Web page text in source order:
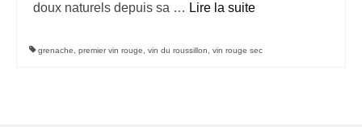
doux naturels depuis sa … Lire la suite­­
grenache, premier vin rouge, vin du roussillon, vin rouge sec